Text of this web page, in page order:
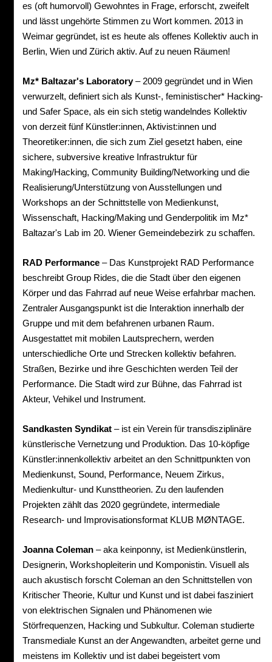
es (oft humorvoll) Gewohntes in Frage, erforscht, zweifelt
und lässt ungehörte Stimmen zu Wort kommen. 2013 in
Weimar gegründet, ist es heute als offenes Kollektiv auch in
Berlin, Wien und Zürich aktiv. Auf zu neuen Räumen!
Mz* Baltazar's Laboratory– 2009 gegründet und in Wien
verwurzelt, definiert sich als Kunst-, feministischer* Hacking-
und Safer Space, als ein sich stetig wandelndes Kollektiv
von derzeit fünf Künstler:innen, Aktivist:innen und
Theoretiker:innen, die sich zum Ziel gesetzt haben, eine
sichere, subversive kreative Infrastruktur für
Making/Hacking, Community Building/Networking und die
Realisierung/Unterstützung von Ausstellungen und
Workshops an der Schnittstelle von Medienkunst,
Wissenschaft, Hacking/Making und Genderpolitik im Mz*
Baltazar's Lab im 20. Wiener Gemeindebezirk zu schaffen.
RAD Performance – Das Kunstprojekt RAD Performance
beschreibt Group Rides, die die Stadt über den eigenen
Körper und das Fahrrad auf neue Weise erfahrbar machen.
Zentraler Ausgangspunkt ist die Interaktion innerhalb der
Gruppe und mit dem befahrenen urbanen Raum.
Ausgestattet mit mobilen Lautsprechern, werden
unterschiedliche Orte und Strecken kollektiv befahren.
Straßen, Bezirke und ihre Geschichten werden Teil der
Performance. Die Stadt wird zur Bühne, das Fahrrad ist
Akteur, Vehikel und Instrument.
Sandkasten Syndikat – ist ein Verein für transdisziplinäre
künstlerische Vernetzung und Produktion. Das 10-köpfige
Künstler:innenkollektiv arbeitet an den Schnittpunkten von
Medienkunst, Sound, Performance, Neuem Zirkus,
Medienkultur- und Kunsttheorien. Zu den laufenden
Projekten zählt das 2020 gegründete, intermediale
Research- und Improvisationsformat KLUB MØNTAGE.
Joanna Coleman – aka keinponny, ist Medienkünstlerin,
Designerin, Workshopleiterin und Komponistin. Visuell als
auch akustisch forscht Coleman an den Schnittstellen von
Kritischer Theorie, Kultur und Kunst und ist dabei fasziniert
von elektrischen Signalen und Phänomenen wie
Störfrequenzen, Hacking und Subkultur. Coleman studierte
Transmediale Kunst an der Angewandten, arbeitet gerne und
meistens im Kollektiv und ist dabei begeistert vom